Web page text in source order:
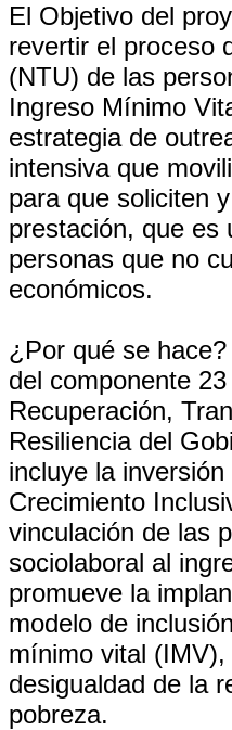
El Objetivo del
revertir el proceso
(NTU) de las
Ingreso Mínimo
estrategia de
intensiva que
para que soliciten
prestación, que es
personas que no
económicos.
¿Por qué se
del componente
Recuperación,
Resiliencia del
incluye la inversión
Crecimiento
vinculación de las
sociolaboral al
promueve la
modelo de
mínimo vital
desigualdad de la
pobreza.